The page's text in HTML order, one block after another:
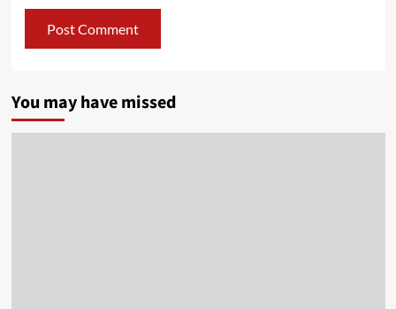
You may have missed